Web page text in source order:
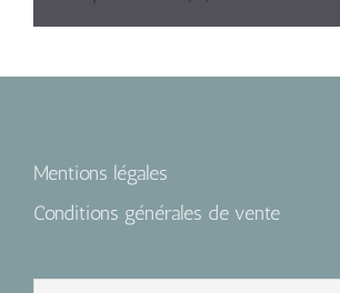
Mentions légales
Conditions générales de vente